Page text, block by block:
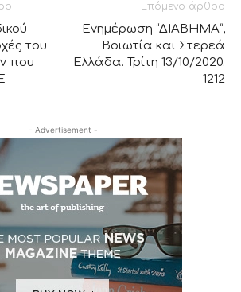
του
που
Επόμενο άρθρο
Ενημέρωση “ΔΙΑΒΗΜΑ”,
Βοιωτία και Στερεά
Ελλάδα. Τρίτη 13/10/2020.
1212
- Advertisement -